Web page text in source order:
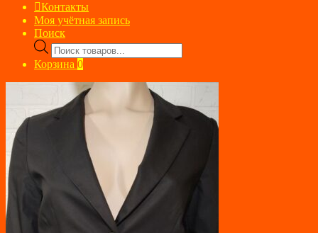
Контакты
Моя учётная запись
Поиск
Поиск
товаров
Корзина 0